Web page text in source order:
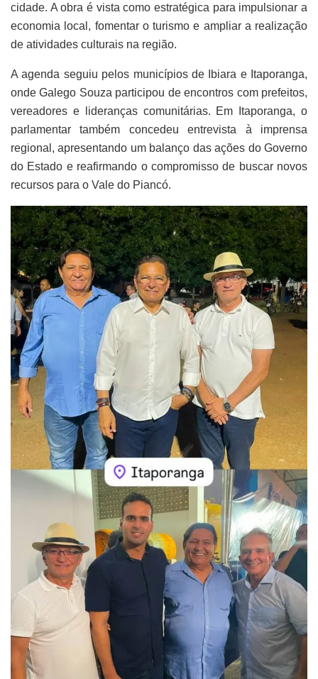
cidade. A obra é vista como estratégica para impulsionar a
economia local, fomentar o turismo e ampliar a realização
de atividades culturais na região.
A agenda seguiu pelos municípios de Ibiara e Itaporanga,
onde Galego Souza participou de encontros com prefeitos,
vereadores e lideranças comunitárias. Em Itaporanga, o
parlamentar também concedeu entrevista à imprensa
regional, apresentando um balanço das ações do Governo
do Estado e reafirmando o compromisso de buscar novos
recursos para o Vale do Piancó.